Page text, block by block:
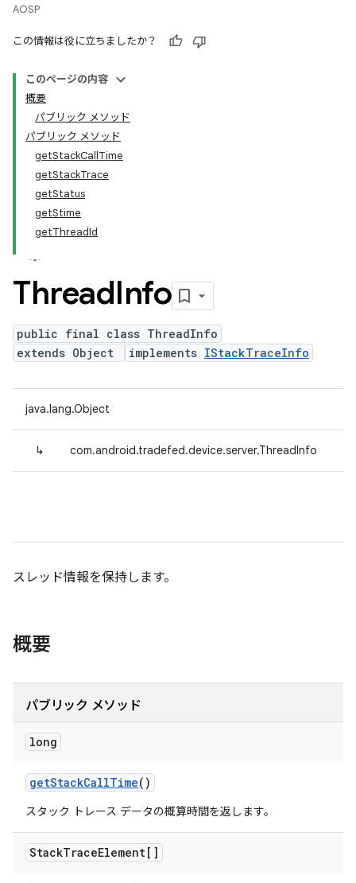
AOSP
この情報は役に立ちましたか？
このページの内容
概要
パブリック メソッド
パブリック メソッド
getStackCallTime
getStackTrace
getStatus
getStime
getThreadId
ThreadInfo
public final class ThreadInfo
extends Object
implements IStackTraceInfo
java.lang.Object
↳ com.android.tradefed.device.server.ThreadInfo
スレッド情報を保持します。
概要
パブリック メソッド
long
getStackCallTime()
スタック トレース データの概算時間を返します。
StackTraceElement[]